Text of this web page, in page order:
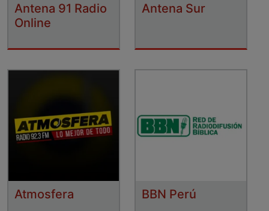
Antena 91 Radio
Online
Antena Sur
Atmosfera BBN Perú